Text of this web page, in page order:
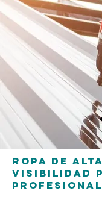
Ropa de Alta
Visibilidad